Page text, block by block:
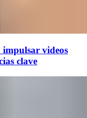
videos
clave